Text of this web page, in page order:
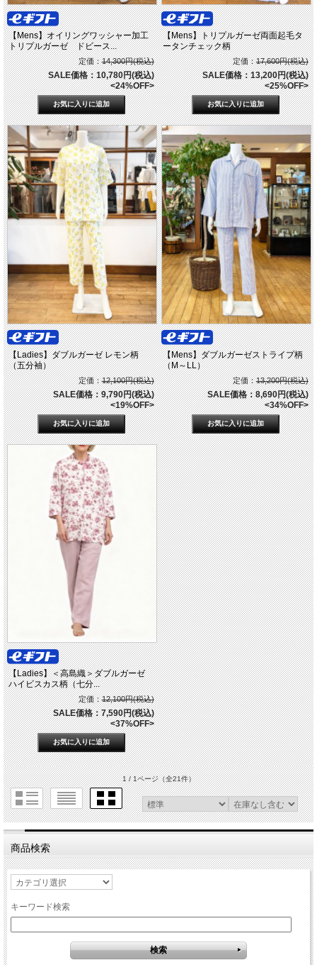
【Mens】オイリングワッシャー加工
トリプルガーゼ ドビース...
定価：14,300円(税込)
SALE価格：10,780円(税込)
<24%OFF>
【Mens】トリプルガーゼ両面起毛タ
ータンチェック柄
定価：17,600円(税込)
SALE価格：13,200円(税込)
<25%OFF>
【Ladies】ダブルガーゼ レモン柄
（五分袖）
定価：12,100円(税込)
SALE価格：9,790円(税込)
<19%OFF>
【Mens】ダブルガーゼストライプ柄
（M～LL）
定価：13,200円(税込)
SALE価格：8,690円(税込)
<34%OFF>
【Ladies】＜高島織＞ダブルガーゼ
ハイビスカス柄（七分...
定価：12,100円(税込)
SALE価格：7,590円(税込)
<37%OFF>
1 / 1ページ（全21件）
商品検索
キーワード検索